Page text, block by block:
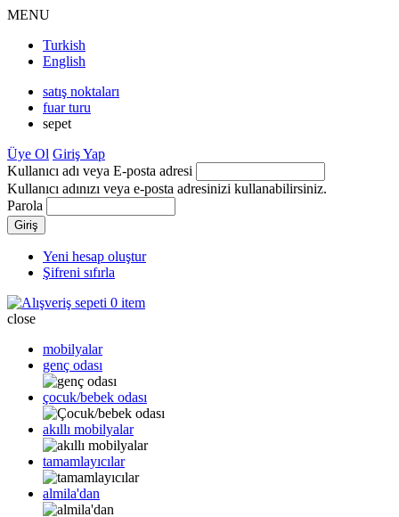
MENU
Turkish
English
satış noktaları
fuar turu
sepet
Üye Ol Giriş Yap
Kullanıcı adı veya E-posta adresi
Kullanıcı adınızı veya e-posta adresinizi kullanabilirsiniz.
Parola
Yeni hesap oluştur
Şifreni sıfırla
0 item
close
mobilyalar
genç odası
çocuk/bebek odası
akıllı mobilyalar
tamamlayıcılar
almila'dan